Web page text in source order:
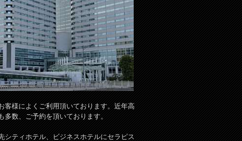
客様によくご利用頂いております。近年高
多数、ご予約を頂いております。
シティホテル、ビジネスホテルにセラピス